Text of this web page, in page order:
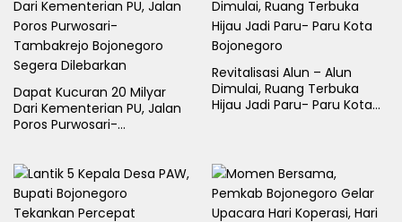
Dapat Kucuran 20 Milyar
Dari Kementerian PU, Jalan
Poros Purwosari-
Revitalisasi Alun – Alun
Dimulai, Ruang Terbuka
Hijau Jadi Paru- Paru Kota